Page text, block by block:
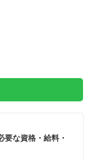
要な資格・給料・